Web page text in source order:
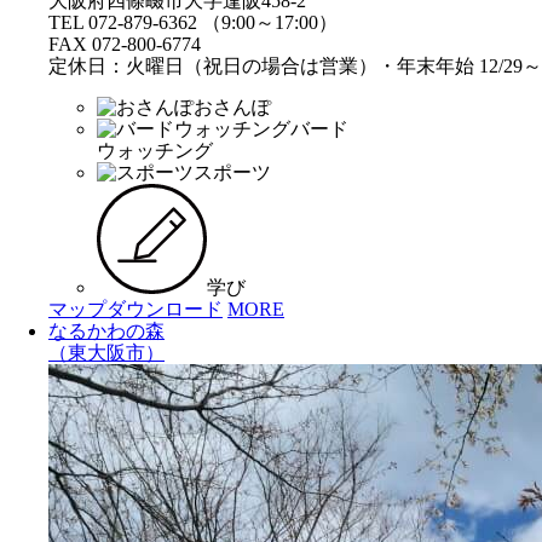
TEL 072-879-6362 （9:00～17:00）
FAX 072-800-6774
定休日：火曜日（祝日の場合は営業）・年末年始 12/29
おさんぽ
バード
ウォッチング
スポーツ
学び
マップダウンロード MORE
なるかわの森
（東大阪市）